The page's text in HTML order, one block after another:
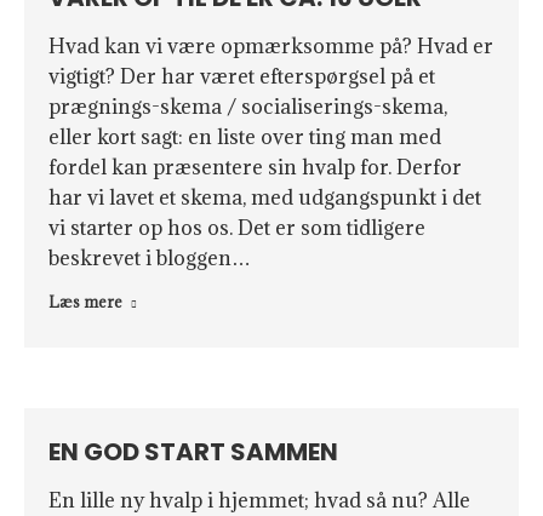
Hvad kan vi være opmærksomme på? Hvad er
vigtigt? Der har været efterspørgsel på et
prægnings-skema / socialiserings-skema,
eller kort sagt: en liste over ting man med
fordel kan præsentere sin hvalp for. Derfor
har vi lavet et skema, med udgangspunkt i det
vi starter op hos os. Det er som tidligere
beskrevet i bloggen…
Læs mere
EN GOD START SAMMEN
En lille ny hvalp i hjemmet; hvad så nu? Alle